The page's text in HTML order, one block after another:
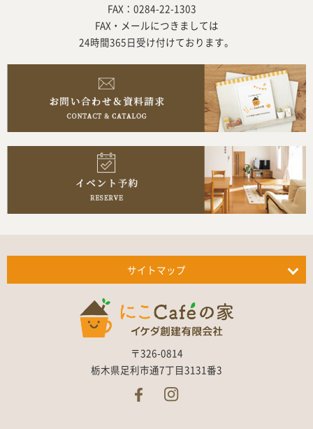
FAX：0284-22-1303
FAX・メールにつきましては
24時間365日受け付けております。
サイトマップ
〒326-0814
栃木県足利市通7丁目3131番3